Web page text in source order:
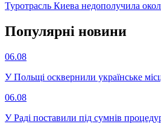
Туротрасль Киева недополучила
Популярнi новини
06.08
У Польщі осквернили українське
06.08
У Раді поставили під сумнів